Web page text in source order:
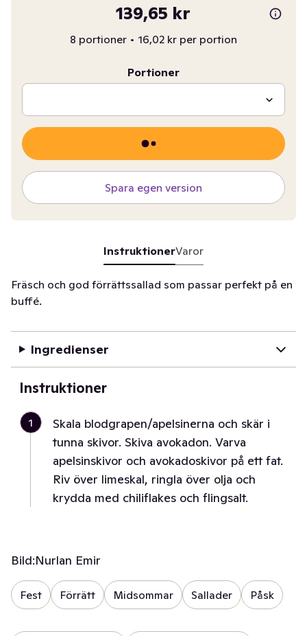
139,65 kr
8 portioner • 16,02 kr per portion
Portioner
Spara egen version
InstruktionerVaror
Fräsch och god förrättssallad som passar perfekt på en
buffé.
Ingredienser
Instruktioner
1
Skala blodgrapen/apelsinerna och skär i
tunna skivor. Skiva avokadon. Varva
apelsinskivor och avokadoskivor på ett fat.
Riv över limeskal, ringla över olja och
krydda med chiliflakes och flingsalt.
Bild:Nurlan Emir
Fest Förrätt Midsommar Sallader Påsk